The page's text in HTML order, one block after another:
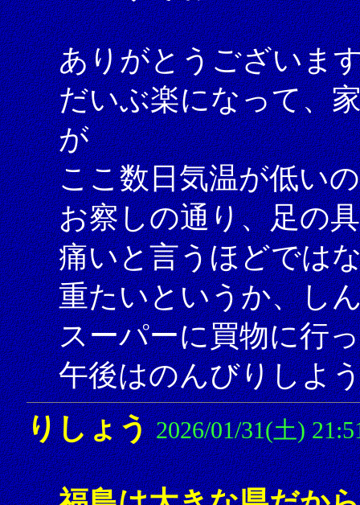
ありがとうございま
だいぶ楽になって、
が
ここ数日気温が低い
お察しの通り、足の
痛いと言うほどでは
重たいというか、し
スーパーに買物に行
午後はのんびりしよ
りしょう 2026/01/31(土)